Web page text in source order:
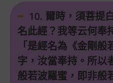
10. 爾時，須菩提
名此經？我等云何奉
「是經名為《金剛
字，汝當奉持。所以
般若波羅蜜，即非般